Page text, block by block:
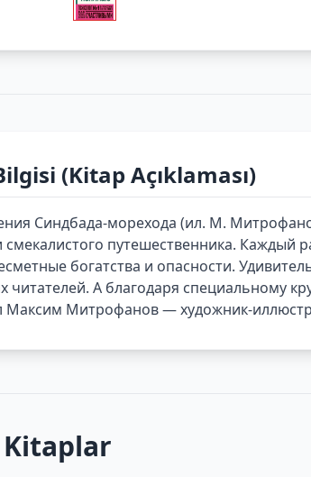
(Kitap Açıklaması)
Синдбада-морехода (ил. М.
смекалистого путешественника. Каждый
богатства и опасности.
читателей. А благодаря специальному
Максим Митрофанов — художник-